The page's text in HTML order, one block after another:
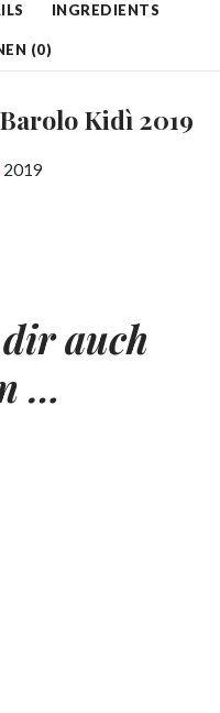
INGREDIENTS
(0)
BaroloKidì 2019
2019
auch
…